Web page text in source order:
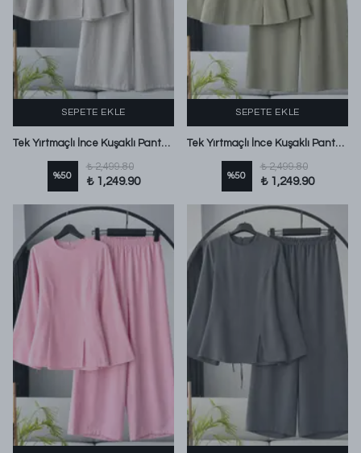
SEPETE EKLE
Tek Yırtmaçlı İnce Kuşaklı Pantolonlu Modal Takım Koyu Taş
%50
₺ 2,499.80
₺ 1,249.90
SEPETE EKLE
Tek Yırtmaçlı İnce Kuşaklı Pantolonlu Modal Takım Koyu Haki
%50
₺ 2,499.80
₺ 1,249.90